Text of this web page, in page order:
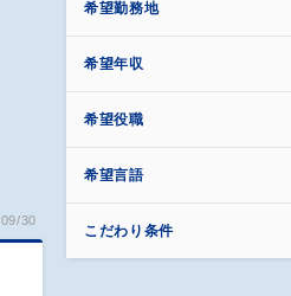
30
希望勤務地
希望年収
希望役職
希望言語
こだわり条件